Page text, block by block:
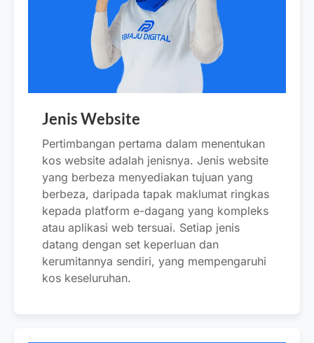
Jenis Website
Pertimbangan pertama dalam menentukan
kos website adalah jenisnya. Jenis website
yang berbeza menyediakan tujuan yang
berbeza, daripada tapak maklumat ringkas
kepada platform e-dagang yang kompleks
atau aplikasi web tersuai. Setiap jenis
datang dengan set keperluan dan
kerumitannya sendiri, yang mempengaruhi
kos keseluruhan.